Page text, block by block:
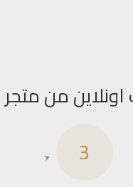
من متجر
3